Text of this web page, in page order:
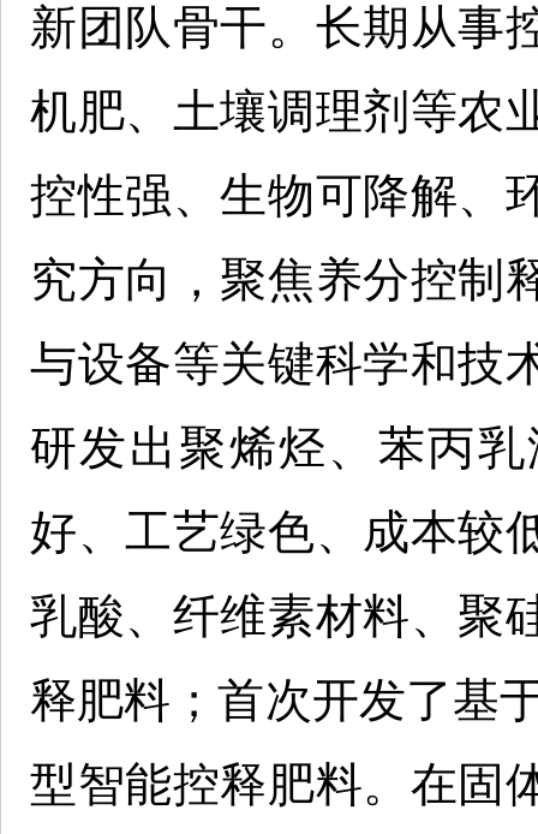
新团队骨干。长期从事
机肥、土壤调理剂等农
控性强、生物可降解、
究方向，聚焦养分控制
与设备等关键科学和技
研发出聚烯烃、苯丙
好、工艺绿色、成本较
乳酸、纤维素材料、聚
释肥料；首次开发了基
型智能控释肥料。在固